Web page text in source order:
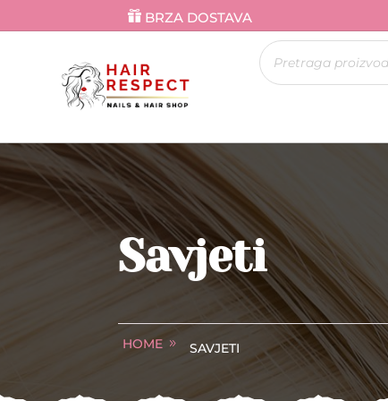
BRZA DOSTAVA
Products
search
Savjeti
HOME SAVJETI